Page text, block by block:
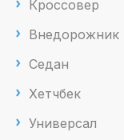
Кроссовер
Внедорожник
Седан
Хетчбек
Универсал